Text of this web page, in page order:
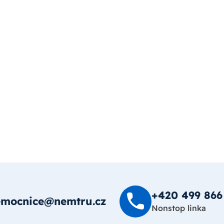
+420 499
Nonstop linka